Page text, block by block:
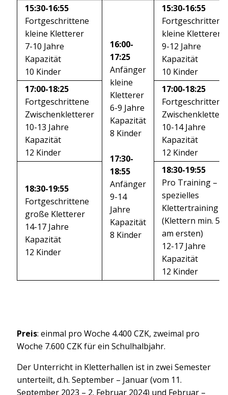
15:30-16:55
Fortgeschrittene
kleine Kletterer
7-10 Jahre
Kapazität
10 Kinder
16:00-
17:25
Anfänger
kleine
Kletterer
6-9 Jahre
Kapazität
8 Kinder
17:30-
18:55
Anfänger
9-14
Jahre
Kapazität
8 Kinder
15:30-16:55
Fortgeschrittene
kleine Kletterer
9-12 Jahre
Kapazität
10 Kinder
17:00-18:25
Fortgeschrittene
Zwischenkletterer
10-13 Jahre
Kapazität
12 Kinder
17:00-18:25
Fortgeschrittene
10-14 Jahre
Kapazität
12 Kinder
18:30-19:55
Fortgeschrittene
große Kletterer
14-17 Jahre
Kapazität
12 Kinder
18:30-19:55
Pro Training –
spezielles
Klettertraining
(Klettern min. 5c
am ersten)
12-17 Jahre
Kapazität
12 Kinder
Preis: einmal pro Woche 4.400 CZK, zweimal pro
Woche 7.600 CZK für ein Schulhalbjahr.
Der Unterricht in Kletterhallen ist in zwei Semester
unterteilt, d.h. September – Januar (vom 11.
September 2023 – 2. Februar 2024) und Februar –